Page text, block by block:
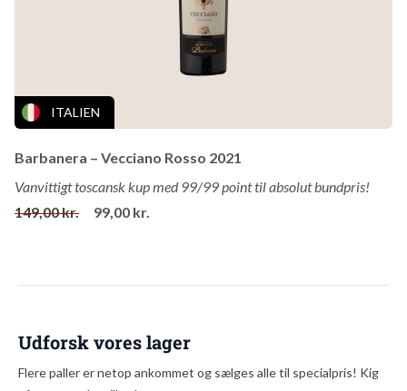
Drikkes bedst
Lagring: 12 måneder på amerikanske egefade
Om vingården
American Bastard er en koalition af vinprofessionelle fra både USA
we're second" lyder mottoet i erkendelse af, at kvaliteten er langt
ITALIEN
Barbanera – Vecciano Rosso 2021
Vanvittigt toscansk kup med 99/99 point til absolut bundpris!
149,00 kr.
99,00 kr.
Udforsk vores lager
Flere paller er netop ankommet og sælges alle til specialpris! Kig